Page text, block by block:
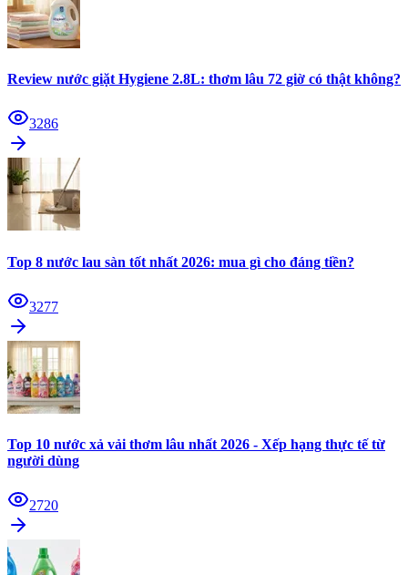
Review nước giặt Hygiene 2.8L: thơm lâu 72 giờ có thật không?
3286
Top 8 nước lau sàn tốt nhất 2026: mua gì cho đáng tiền?
3277
Top 10 nước xả vải thơm lâu nhất 2026 - Xếp hạng thực tế từ
người dùng
2720